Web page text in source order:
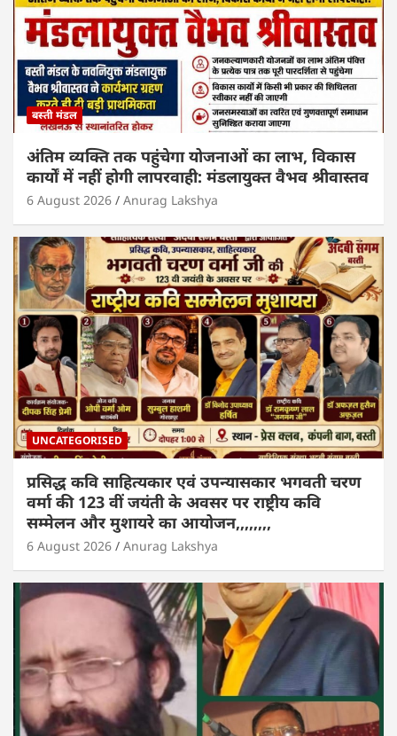
बस्ती मंडल
अंतिम व्यक्ति तक पहुंचेगा योजनाओं का लाभ, विकास
कार्यों में नहीं होगी लापरवाही: मंडलायुक्त वैभव श्रीवास्तव
6 August 2026 Anurag Lakshya
UNCATEGORISED
प्रसिद्ध कवि साहित्यकार एवं उपन्यासकार भगवती चरण
वर्मा की 123 वीं जयंती के अवसर पर राष्ट्रीय कवि
सम्मेलन और मुशायरे का आयोजन,,,,,,,,
6 August 2026 Anurag Lakshya